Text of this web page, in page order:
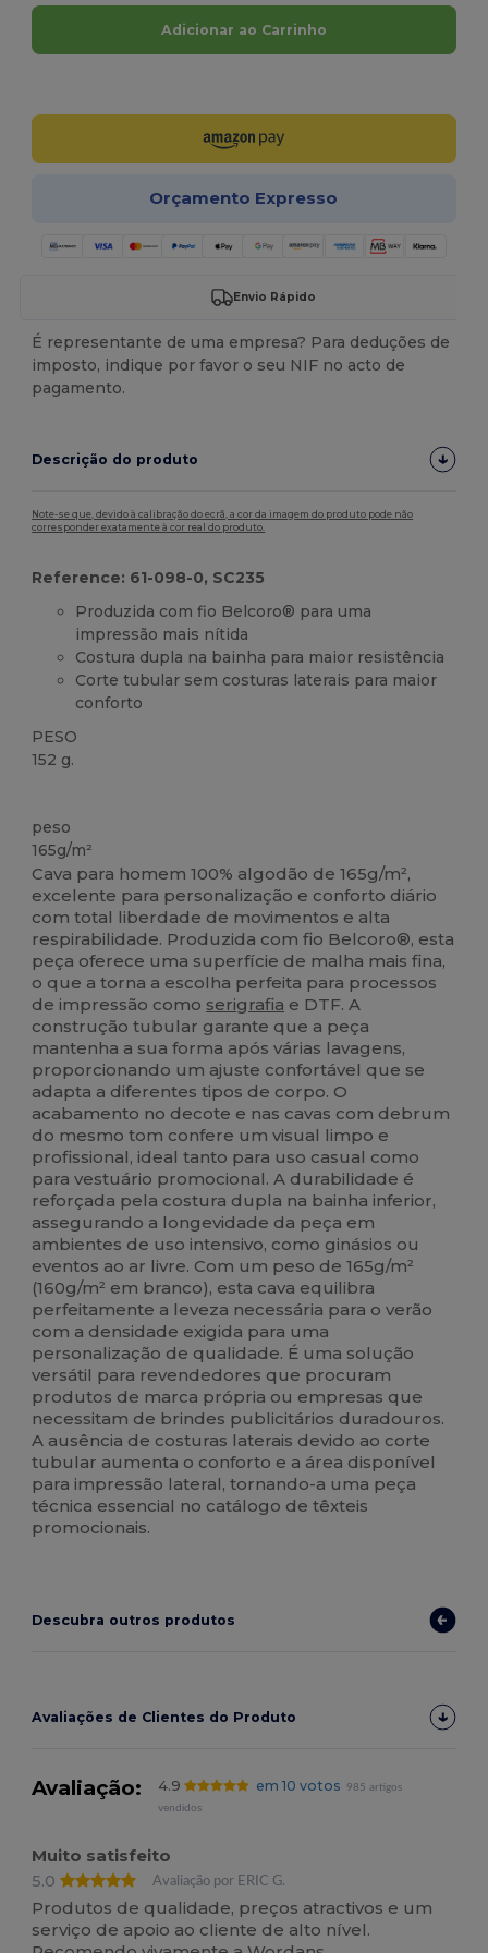
Adicionar ao Carrinho
Orçamento Expresso
Envio Rápido
É representante de uma empresa? Para deduções de
imposto, indique por favor o seu NIF no acto de
pagamento.
Descrição do produto
Note-se que, devido à calibração do ecrã, a cor da imagem do produto pode não
corresponder exatamente à cor real do produto.
Reference: 61-098-0, SC235
Produzida com fio Belcoro® para uma
impressão mais nítida
Costura dupla na bainha para maior resistência
Corte tubular sem costuras laterais para maior
conforto
PESO
152 g.
peso
165g/m²
Cava para homem 100% algodão de 165g/m²,
excelente para personalização e conforto diário
com total liberdade de movimentos e alta
respirabilidade. Produzida com fio Belcoro®, esta
peça oferece uma superfície de malha mais fina,
o que a torna a escolha perfeita para processos
de impressão como serigrafia e DTF. A
construção tubular garante que a peça
mantenha a sua forma após várias lavagens,
proporcionando um ajuste confortável que se
adapta a diferentes tipos de corpo. O
acabamento no decote e nas cavas com debrum
do mesmo tom confere um visual limpo e
profissional, ideal tanto para uso casual como
para vestuário promocional. A durabilidade é
reforçada pela costura dupla na bainha inferior,
assegurando a longevidade da peça em
ambientes de uso intensivo, como ginásios ou
eventos ao ar livre. Com um peso de 165g/m²
(160g/m² em branco), esta cava equilibra
perfeitamente a leveza necessária para o verão
com a densidade exigida para uma
personalização de qualidade. É uma solução
versátil para revendedores que procuram
produtos de marca própria ou empresas que
necessitam de brindes publicitários duradouros.
A ausência de costuras laterais devido ao corte
tubular aumenta o conforto e a área disponível
para impressão lateral, tornando-a uma peça
técnica essencial no catálogo de têxteis
promocionais.
Descubra outros produtos
Avaliações de Clientes do Produto
Avaliação: 4.9 em 10 votos
985 artigos
vendidos
Muito satisfeito
5.0
Avaliação por ERIC G.
Produtos de qualidade, preços atractivos e um
serviço de apoio ao cliente de alto nível.